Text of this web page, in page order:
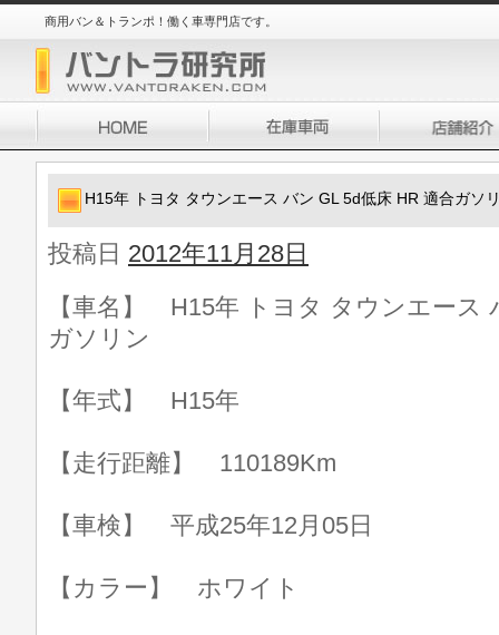
商用バン＆トランポ！働く車専門店です。
H15年 トヨタ タウンエース バン GL 5d低床 HR 適合ガソ
投稿日 2012年11月28日
【車名】 H15年 トヨタ タウンエース
ガソリン
【年式】 H15年
【走行距離】 110189Km
【車検】 平成25年12月05日
【カラー】 ホワイト